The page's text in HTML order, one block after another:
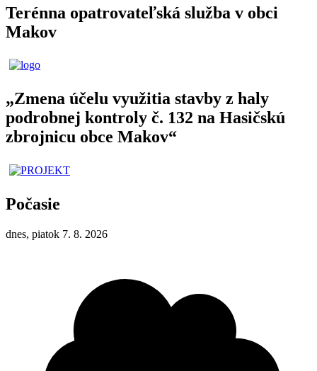
Terénna opatrovateľská služba v obci
Makov
„Zmena účelu využitia stavby z haly
podrobnej kontroly č. 132 na Hasičskú
zbrojnicu obce Makov“
Počasie
dnes, piatok 7. 8. 2026